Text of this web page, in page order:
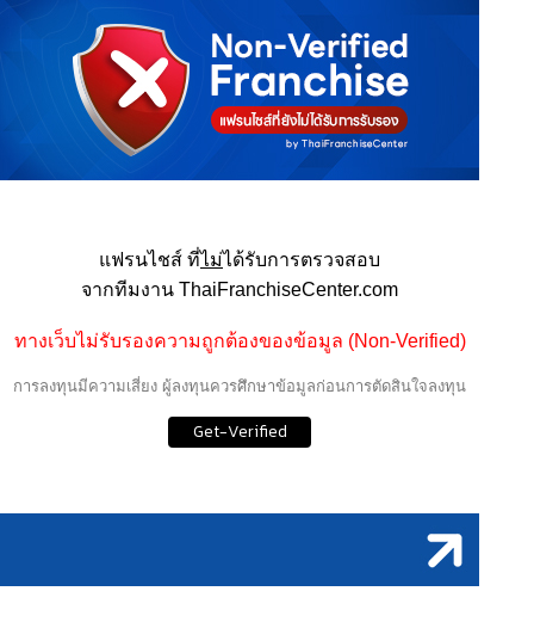
แฟรนไชส์ ที่ไม่ได้รับการตรวจสอบ
จากทีมงาน ThaiFranchiseCenter.com
ทางเว็บไม่รับรองความถูกต้องของข้อมูล (Non-Verified)
การลงทุนมีความเสี่ยง ผู้ลงทุนควรศึกษาข้อมูลก่อนการตัดสินใจลงทุน
Get-Verified